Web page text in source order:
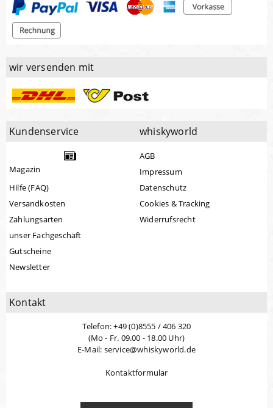
wir versenden mit
Kundenservice
Magazin
Hilfe (FAQ)
Versandkosten
Zahlungsarten
unser Fachgeschäft
Gutscheine
Newsletter
whiskyworld
AGB
Impressum
Datenschutz
Cookies & Tracking
Widerrufsrecht
Kontakt
Telefon: +49 (0)8555 / 406 320
(Mo - Fr. 09.00 - 18.00 Uhr)
E-Mail: service@whiskyworld.de
Kontaktformular